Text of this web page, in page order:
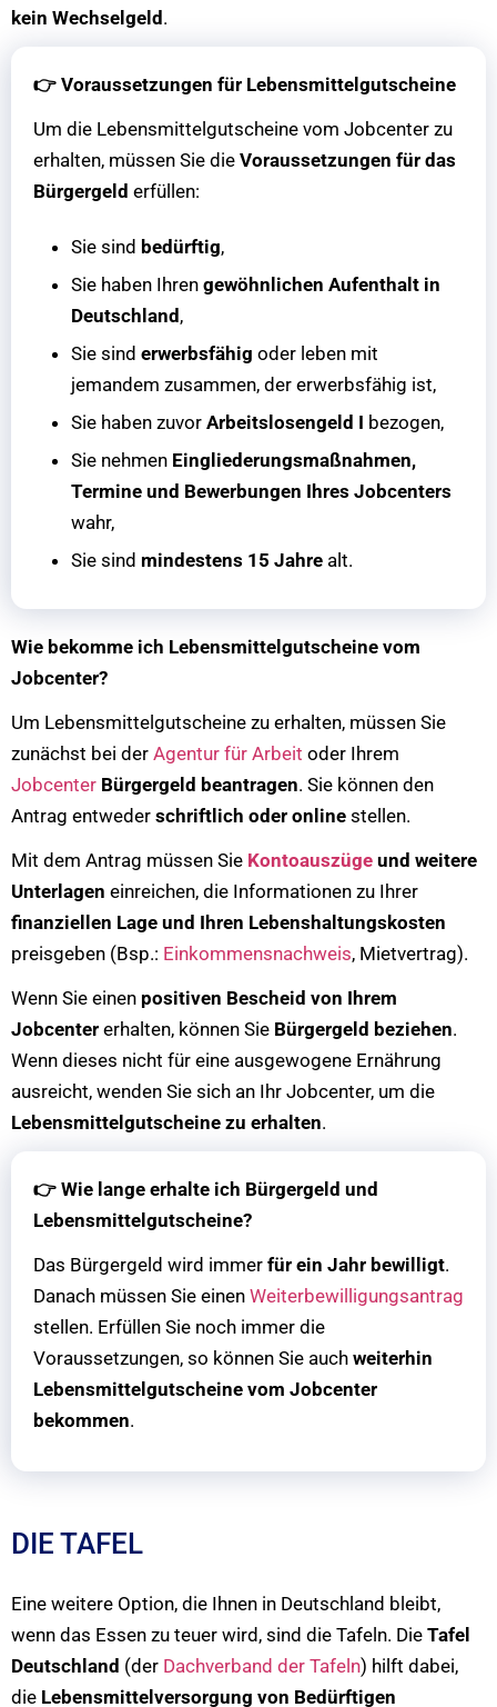
kein Wechselgeld .
👉 Voraussetzungen für Lebensmittelgutscheine
Um die Lebensmittelgutscheine vom Jobcenter zu
erhalten, müssen Sie die Voraussetzungen für das
Bürgergeld erfüllen:
Sie sind bedürftig,
Sie haben Ihren gewöhnlichen Aufenthalt in
Deutschland ,
Sie sind erwerbsfähig oder leben mit
jemandem zusammen, der erwerbsfähig ist,
Sie haben zuvor Arbeitslosengeld I bezogen,
Sie nehmen Eingliederungsmaßnahmen,
Termine und Bewerbungen Ihres Jobcenters
wahr,
Sie sind mindestens 15 Jahre alt.
Wie bekomme ich Lebensmittelgutscheine vom
Jobcenter?
Um Lebensmittelgutscheine zu erhalten, müssen Sie
zunächst bei der Agentur für Arbeit oder Ihrem
Jobcenter Bürgergeld beantragen. Sie können den
Antrag entweder schriftlich oder online stellen.
Mit dem Antrag müssen Sie Kontoauszüge und weitere
Unterlagen einreichen, die Informationen zu Ihrer
finanziellen Lage und Ihren Lebenshaltungskosten
preisgeben (Bsp.: Einkommensnachweis, Mietvertrag).
Wenn Sie einen positiven Bescheid von Ihrem
Jobcenter erhalten, können Sie Bürgergeld beziehen.
Wenn dieses nicht für eine ausgewogene Ernährung
ausreicht, wenden Sie sich an Ihr Jobcenter, um die
Lebensmittelgutscheine zu erhalten.
👉 Wie lange erhalte ich Bürgergeld und
Lebensmittelgutscheine?
Das Bürgergeld wird immer für ein Jahr bewilligt.
Danach müssen Sie einen Weiterbewilligungsantrag
stellen. Erfüllen Sie noch immer die
Voraussetzungen, so können Sie auch weiterhin
Lebensmittelgutscheine vom Jobcenter
bekommen.
DIE TAFEL
Eine weitere Option, die Ihnen in Deutschland bleibt,
wenn das Essen zu teuer wird, sind die Tafeln. Die Tafel
Deutschland (der Dachverband der Tafeln) hilft dabei,
die Lebensmittelversorgung von Bedürftigen